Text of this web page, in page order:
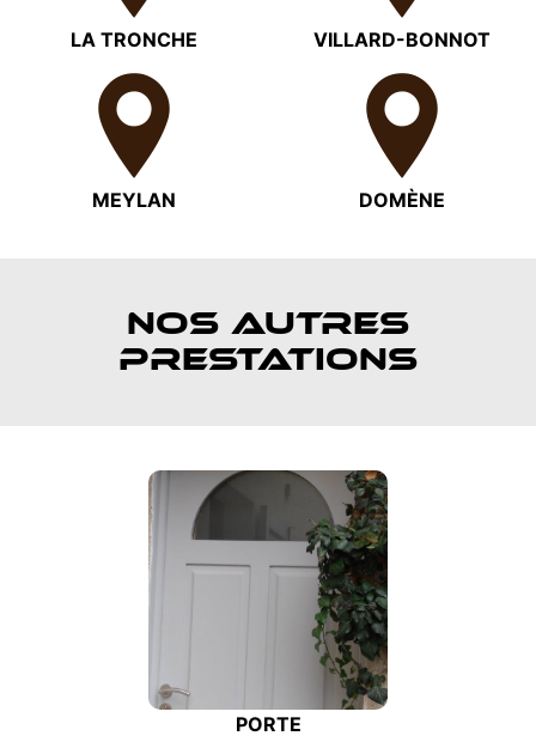
LA TRONCHE VILLARD-BONNOT
MEYLAN DOMÈNE
NOS AUTRES
PRESTATIONS
PORTE